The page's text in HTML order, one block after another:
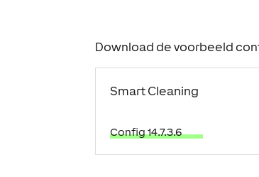
Download de voorbeeld
Smart Cleaning
Config 14.7.3.6